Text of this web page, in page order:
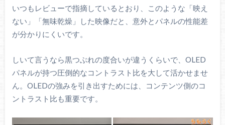
いつもレビューで指摘しているとおり、このような「映え
ない」「無味乾燥」した映像だと、意外とパネルの性能差
が分かりにくいです。
しいて言うなら黒つぶれの度合いが違うくらいで、OLED
パネルが持つ圧倒的なコントラスト比を大して活かせませ
ん。OLEDの強みを引き出すためには、コンテンツ側のコ
ントラスト比も重要です。